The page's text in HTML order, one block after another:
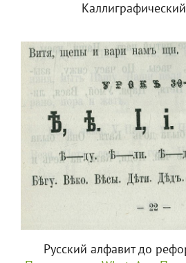
Русский алфавит до